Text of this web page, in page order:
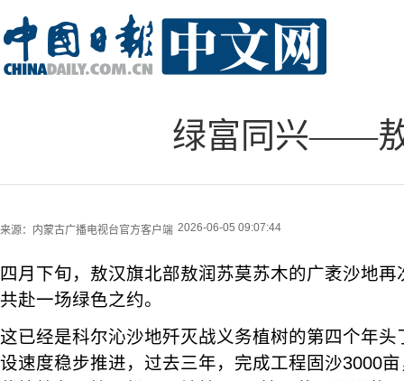
绿富同兴——
来源： 内蒙古广播电视台官方客户端 2026-06-05 09:07:44
四月下旬，敖汉旗北部敖润苏莫苏木的广袤沙地
共赴一场绿色之约。
这已经是科尔沁沙地歼灭战义务植树的第四个年
设速度稳步推进，过去三年，完成工程固沙3000